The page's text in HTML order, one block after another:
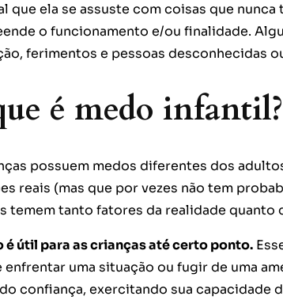
que ela se assuste com coisas que
o funcionamento e/ou finalidade.
ferimentos e pessoas desconhecidas
é medo infantil?
possuem medos diferentes dos
reais (mas que por vezes não tem
temem tanto fatores da realidade quanto
é útil para as crianças até certo ponto.
enfrentar uma situação ou fugir de uma
confiança, exercitando sua capacidade